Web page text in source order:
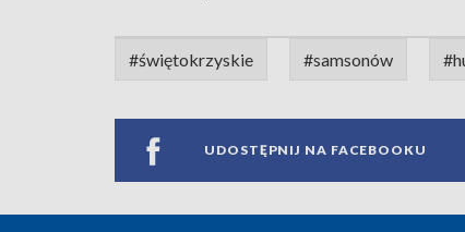
#świętokrzyskie #samsonów
UDOSTĘPNIJ NA FACEBOOKU